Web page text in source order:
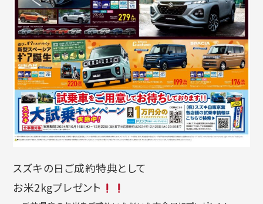
スズキの日ご成約特典として
お米2kgプレゼント